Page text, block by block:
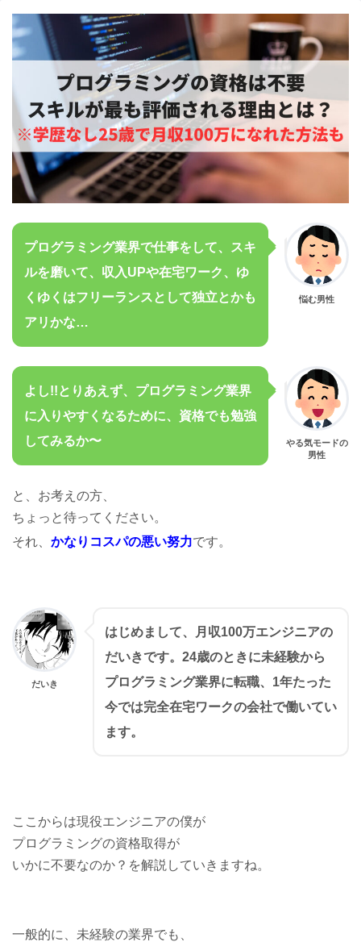
プログラミング業界で仕事をして、スキ
ルを磨いて、収入UPや在宅ワーク、ゆ
くゆくはフリーランスとして独立とかも
アリかな…
悩む男性
よし!!とりあえず、プログラミング業界
に入りやすくなるために、資格でも勉強
してみるか〜
やる気モードの
男性
と、お考えの方、
ちょっと待ってください。
それ、 かなりコスパの悪い努力です。
だいき
はじめまして、月収100万エンジニアの
だいきです。24歳のときに未経験から
プログラミング業界に転職、1年たった
今では完全在宅ワークの会社で働いてい
ます。
ここからは現役エンジニアの僕が
プログラミングの資格取得が
いかに不要なのか？を解説していきますね。
一般的に、未経験の業界でも、